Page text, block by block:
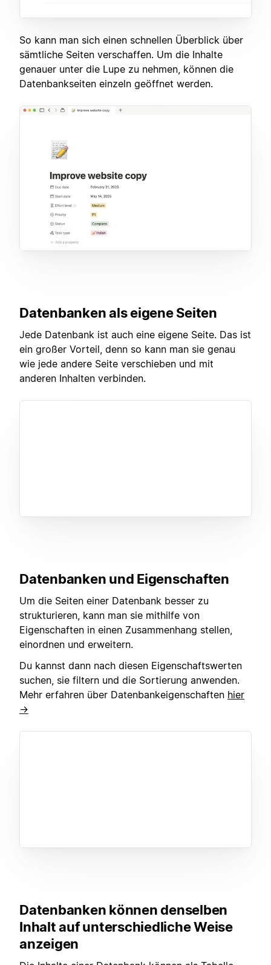
So kann man sich einen schnellen Überblick über
sämtliche Seiten verschaffen. Um die Inhalte
genauer unter die Lupe zu nehmen, können die
Datenbankseiten einzeln geöffnet werden.
Datenbanken als eigene Seiten
Jede Datenbank ist auch eine eigene Seite. Das ist
ein großer Vorteil, denn so kann man sie genau
wie jede andere Seite verschieben und mit
anderen Inhalten verbinden.
Datenbanken und Eigenschaften
Um die Seiten einer Datenbank besser zu
strukturieren, kann man sie mithilfe von
Eigenschaften in einen Zusammenhang stellen,
einordnen und erweitern.
Du kannst dann nach diesen Eigenschaftswerten
suchen, sie filtern und die Sortierung anwenden.
Mehr erfahren über Datenbankeigenschaften hier
→
Datenbanken können denselben
Inhalt auf unterschiedliche Weise
anzeigen